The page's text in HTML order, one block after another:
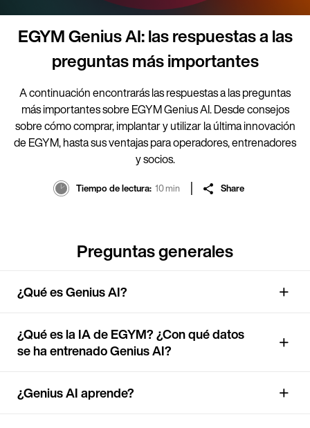
EGYM Genius AI: las respuestas a las
preguntas más importantes
A continuación encontrarás las respuestas a las preguntas
más importantes sobre EGYM Genius AI. Desde consejos
sobre cómo comprar, implantar y utilizar la última innovación
de EGYM, hasta sus ventajas para operadores, entrenadores
y socios.
Tiempo de lectura 10 min Share
Preguntas generales
¿Qué es Genius AI?
¿Qué es la IA de EGYM? ¿Con qué datos
se ha entrenado Genius AI?
¿Genius AI aprende?